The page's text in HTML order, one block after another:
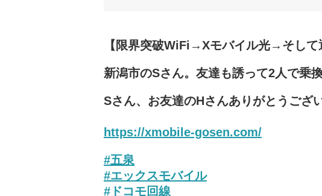
【限界突破WiFi→Xモバイル光→そして
新潟市のSさん。友達も誘って2人で乗換
Sさん、 お友達のHさんありがとうござ
https://xmobile-gosen.com/
#五泉
#エックスモバイル
#ドコモ回線